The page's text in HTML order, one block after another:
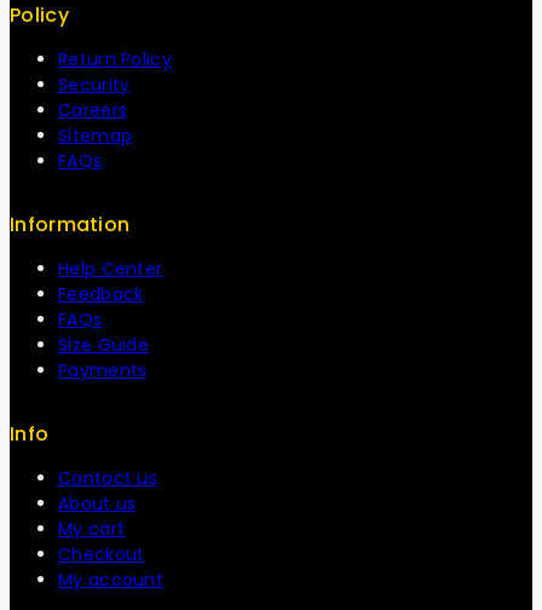
Policy
Return Policy
Security
Careers
Sitemap
FAQs
Information
Help Center
Feedback
FAQs
Size Guide
Payments
Info
Contact us
About us
My cart
Checkout
My account